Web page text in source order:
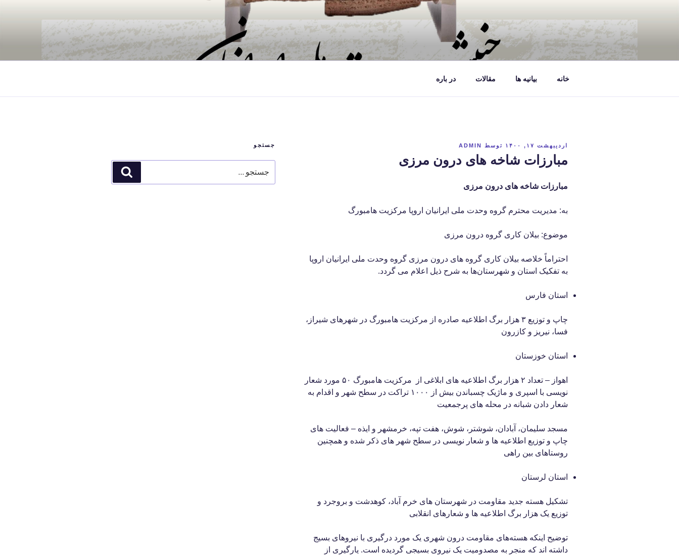
خانه بیانیه ها مقالات در باره
نوشته‌شده
اردیبهشت ۱۷, ۱۴۰۰ توسط ADMIN
مبارزات شاخه های درون مرزی
مبارزات شاخه های درون مرزی
به: مدیریت محترم گروه وحدت ملی ایرانیان اروپا مرکزیت هامبورگ
موضوع: بیلان کاری گروه درون مرزی
احتراماً خلاصه بیلان کاری گروه های درون مرزی گروه وحدت ملی ایرانیان اروپا
به تفکیک استان و شهرستان‌ها به شرح ذیل اعلام می گردد.
استان فارس
چاپ و توزیع ۳ هزار برگ اطلاعیه صادره از مرکزیت هامبورگ در شهرهای شیراز،
فسا، نیریز و کازرون
استان خوزستان
اهواز – تعداد ۲ هزار برگ اطلاعیه های ابلاغی از مرکزیت هامبورگ ۵۰ مورد شعار
نویسی با اسپری و ماژیک چسباندن بیش از ۱۰۰۰ تراکت در سطح شهر و اقدام به
شعار دادن شبانه در محله های پرجمعیت
مسجد سلیمان، آبادان، شوشتر، شوش، هفت تپه، خرمشهر و ایذه – فعالیت های
چاپ و توزیع اطلاعیه ها و شعار نویسی در سطح شهر های ذکر شده و همچنین
روستاهای بین راهی
استان لرستان
تشکیل هسته جدید مقاومت در شهرستان های خرم آباد، کوهدشت و بروجرد و
توزیع یک هزار برگ اطلاعیه ها و شعارهای انقلابی
توضیح اینکه هسته‌های مقاومت درون شهری یک مورد درگیری با نیروهای بسیج
داشته اند که منجر به مصدومیت یک نیروی بسیجی گردیده است. یارگیری از
جستجو
برای
جستجو